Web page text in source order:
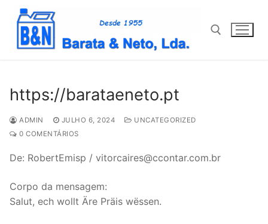
Saltar
para
conteúdo
https://barataeneto.pt
ADMIN JULHO 6, 2024
UNCATEGORIZED
0 COMENTÁRIOS
De: RobertEmisp / vitorcaires@ccontar.com.br
Corpo da mensagem:
Salut, ech wollt Äre Präis wëssen.